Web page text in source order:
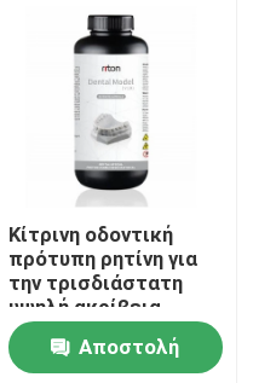
Κίτρινη οδοντική
πρότυπη ρητίνη για
την τρισδιάστατη
υψηλή ακρίβεια
Resina εκτύπωσης
βιοσυμβατόΑποστολή